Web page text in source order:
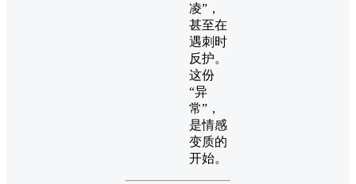
凌”，
甚至在
遇刺时
反护。
这份
“异
常”，
是情感
变质的
开始。